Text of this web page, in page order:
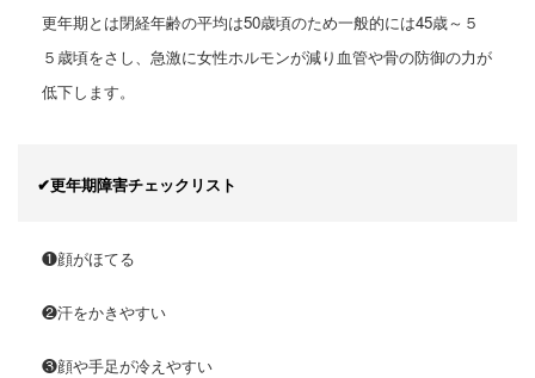
更年期とは閉経年齢の平均は50歳頃のため一般的には45歳～５
５歳頃をさし、 急激に女性ホルモンが減り血管や骨の防御の力が
低下します。
✔更年期障害チェックリスト
❶顔がほてる
❷汗をかきやすい
❸顔や手足が冷えやすい